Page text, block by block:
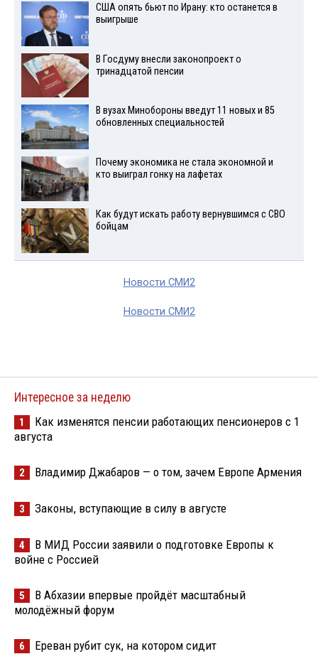
США опять бьют по Ирану: кто останется в
выигрыше
В Госдуму внесли законопроект о
тринадцатой пенсии
В вузах Минобороны введут 11 новых и 85
обновленных специальностей
Почему экономика не стала экономной и
кто выиграл гонку на лафетах
Как будут искать работу вернувшимся с СВО
бойцам
Новости СМИ2
Новости СМИ2
Интересное за неделю
1
Как изменятся пенсии работающих пенсионеров с 1
августа
2 Владимир Джабаров — о том, зачем Европе Армения
3 Законы, вступающие в силу в августе
4
В МИД России заявили о подготовке Европы к
войне с Россией
5
В Абхазии впервые пройдёт масштабный
молодёжный форум
6 Ереван рубит сук, на котором сидит